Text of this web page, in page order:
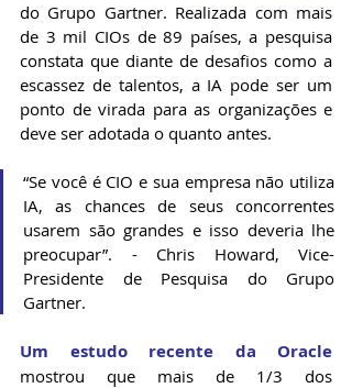
do Grupo Gartner. Realizada com mais
de 3 mil CIOs de 89 países, a pesquisa
constata que diante de desafios como a
escassez de talentos, a IA pode ser um
ponto de virada para as organizações e
deve ser adotada o quanto antes.
“Se você é CIO e sua empresa não utiliza
IA, as chances de seus concorrentes
usarem são grandes e isso deveria lhe
preocupar”. - Chris Howard, Vice-
Presidente de Pesquisa do Grupo
Gartner.
Um estudo recente da Oracle
mostrou que mais de 1/3 dos